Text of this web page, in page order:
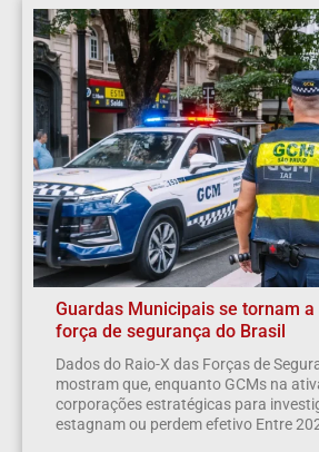
Guardas Municipais se tornam
força de segurança do Brasil
Dados do Raio-X das Forças de
mostram que, enquanto GCMs na
corporações estratégicas para
estagnam ou perdem efetivo Entre